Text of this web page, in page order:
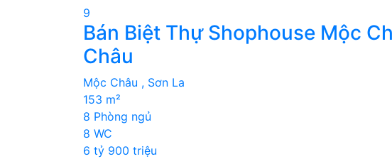
9
Bán Biệt Thự Shophouse Mộc
Châu
Mộc Châu , Sơn La
153 m²
8 Phòng ngủ
8 WC
6 tỷ 900 triệu